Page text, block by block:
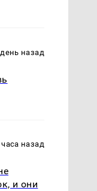
день назад
часа назад
и они